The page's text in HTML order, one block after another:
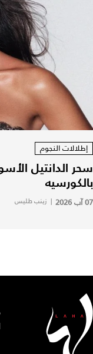
إطلالات النجوم
سحر الدانتيل
بالكورسيه
07 آب 2026 | زينب طليس